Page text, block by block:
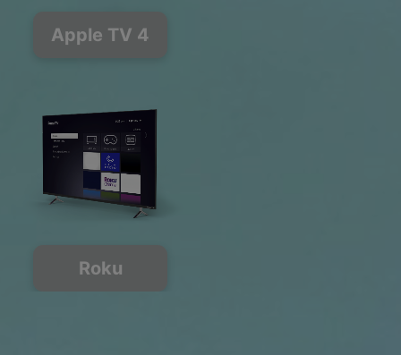
Apple TV 4
Roku